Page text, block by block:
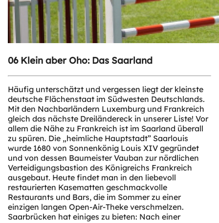
06 Klein aber Oho: Das Saarland
Häufig unterschätzt und vergessen liegt der kleinste
deutsche Flächenstaat im Südwesten Deutschlands.
Mit den Nachbarländern Luxemburg und Frankreich
gleich das nächste Dreiländereck in unserer Liste! Vor
allem die Nähe zu Frankreich ist im Saarland überall
zu spüren. Die „heimliche Hauptstadt” Saarlouis
wurde 1680 von Sonnenkönig Louis XIV gegründet
und von dessen Baumeister Vauban zur nördlichen
Verteidigungsbastion des Königreichs Frankreich
ausgebaut. Heute findet man in den liebevoll
restaurierten Kasematten geschmackvolle
Restaurants und Bars, die im Sommer zu einer
einzigen langen Open-Air-Theke verschmelzen.
Saarbrücken hat einiges zu bieten: Nach einer